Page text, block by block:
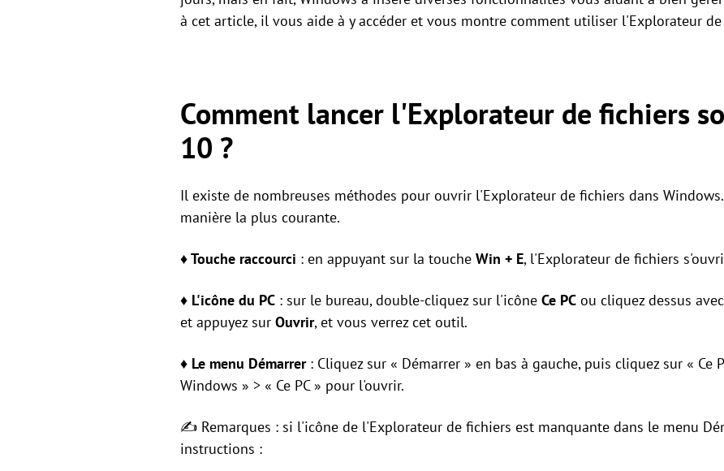
à cet article, il vous aide à y accéder et vous montre comment utiliser l'Explorateur
Comment lancer l'Explorateur de fichiers
10 ?
Il existe de nombreuses méthodes pour ouvrir l'Explorateur de fichiers dans
manière la plus courante.
♦Touche raccourci : en appuyant sur la touche Win + E, l'Explorateur de fichiers
♦ L'icône du PC : sur le bureau, double-cliquez sur l'icône Ce PC ou cliquez dessus
et appuyez sur Ouvrir, et vous verrez cet outil.
♦ Le menu Démarrer: Cliquez sur « Démarrer » en bas à gauche, puis cliquez sur « Ce
Windows » > « Ce PC » pour l'ouvrir.
✍ Remarques : si l'icône de l'Explorateur de fichiers est manquante dans le menu
instructions :